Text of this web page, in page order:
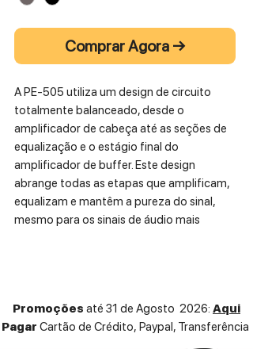
Comprar Agora →
A PE-505 utiliza um design de circuito
totalmente balanceado, desde o
amplificador de cabeça até as seções de
equalização e o estágio final do
amplificador de buffer. Este design
abrange todas as etapas que amplificam,
equalizam e mantêm a pureza do sinal,
mesmo para os sinais de áudio mais
para o modo de processamento
diferencial imediatamente após os
Promoções até 31 de Agosto 2026: Aqui
Pagar Cartão de Crédito, Paypal, Transferência